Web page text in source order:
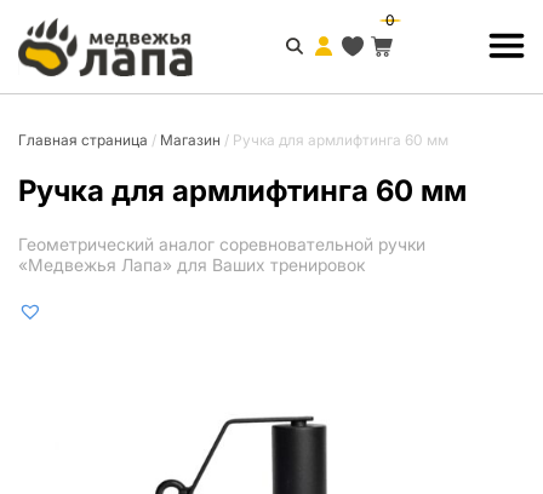
0
Главная страница / Магазин / Ручка для армлифтинга 60 мм
Ручка для армлифтинга 60 мм
Геометрический аналог соревновательной ручки
«Медвежья Лапа» для Ваших тренировок